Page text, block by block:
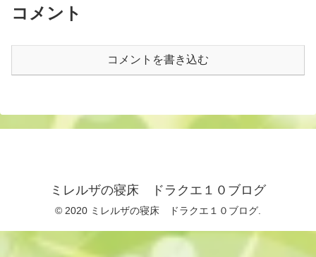
コメント
コメントを書き込む
ミレルザの寝床 ドラクエ１０ブログ
© 2020 ミレルザの寝床 ドラクエ１０ブログ.